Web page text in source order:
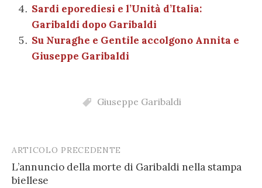
Sardi eporediesi e l’Unità d’Italia:
Garibaldi dopo Garibaldi
Su Nuraghe e Gentile accolgono Annita e
Giuseppe Garibaldi
Giuseppe Garibaldi
Post
navigation
ARTICOLO PRECEDENTE
L’annuncio della morte di Garibaldi nella stampa
biellese